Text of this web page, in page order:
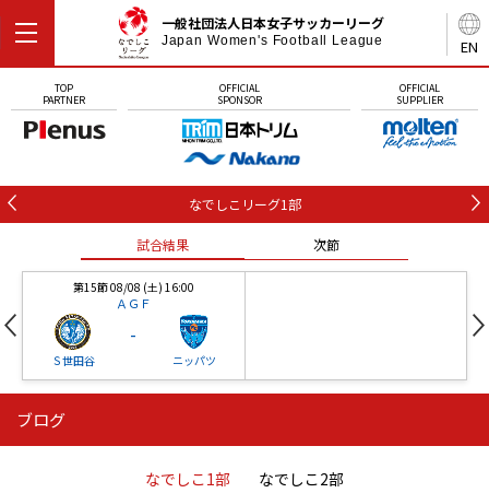
EN
一般社団法人日本女子サッカーリーグ
Japan Women's Football League
TOP
PARTNER
OFFICIAL
SPONSOR
OFFICIAL
SUPPLIER
なでしこリーグ1部
試合結果 次節
第15節 08/08 (土) 16:00
ＡＧＦ
Ｓ世田谷
-
ニッパツ
ニッパツ 石人の星
ブログ
なでしこ1部 なでしこ2部